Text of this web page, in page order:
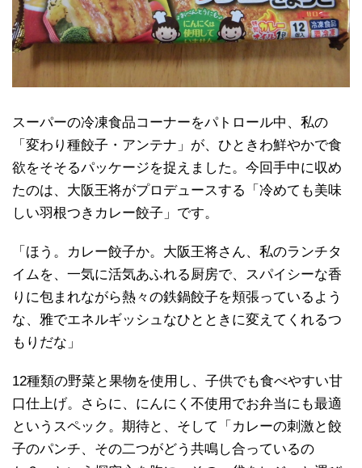
スーパーの冷凍食品コーナーをパトロール中、私の
「変わり種餃子・アンテナ」が、ひときわ鮮やかで食
欲をそそるパッケージを捉えました。今回手中に収め
たのは、大阪王将がプロデュースする「冷めても美味
しい羽根つきカレー餃子」です。
「ほう。カレー餃子か。大阪王将さん、私のランチタ
イムを、一気に活気あふれる厨房で、スパイシーな香
りに包まれながら熱々の鉄鍋餃子を頬張っているよう
な、雅でエネルギッシュなひとときに変えてくれるつ
もりだな」
12種類の野菜と果物を使用し、子供でも食べやすい甘
口仕上げ。さらに、にんにく不使用でお弁当にも最適
というスペック。期待と、そして「カレーの刺激と餃
子のパンチ、その二つがどう共鳴し合っているの